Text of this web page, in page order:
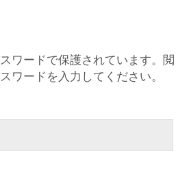
ワードで保護されています。閲
ワードを入力してください。